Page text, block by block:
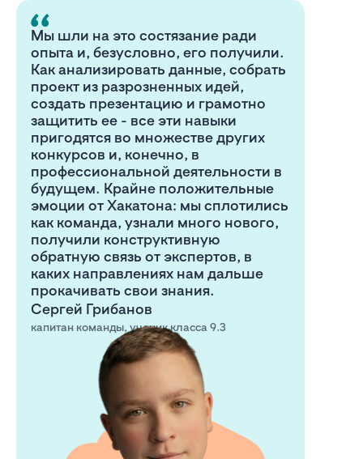
Мы шли на это состязание ради
опыта и, безусловно, его получили.
Как анализировать данные, собрать
проект из разрозненных идей,
создать презентацию и грамотно
защитить ее - все эти навыки
пригодятся во множестве других
конкурсов и, конечно, в
профессиональной деятельности в
будущем. Крайне положительные
эмоции от Хакатона: мы сплотились
как команда, узнали много нового,
получили конструктивную
обратную связь от экспертов, в
каких направлениях нам дальше
прокачивать свои знания.
Сергей Грибанов
капитан команды, ученик класса 9.3